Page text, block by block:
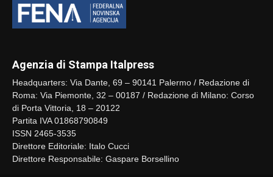
Agenzia di Stampa Italpress
Headquarters: Via Dante, 69 – 90141 Palermo / Redazione di
Roma: Via Piemonte, 32 – 00187 / Redazione di Milano: Corso
di Porta Vittoria, 18 – 20122
Partita IVA 01868790849
ISSN 2465-3535
Direttore Editoriale: Italo Cucci
Direttore Responsabile: Gaspare Borsellino